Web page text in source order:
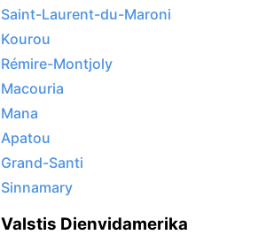
Saint-Laurent-du-Maroni
Kourou
Rémire-Montjoly
Macouria
Mana
Apatou
Grand-Santi
Sinnamary
Valstis Dienvidamerika